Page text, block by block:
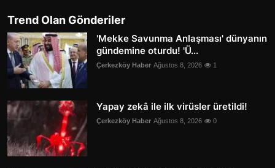
Trend Olan Gönderiler
'Mekke Savunma Anlaşması' dünyanın
gündemine oturdu! 'Ü...
Çerkezköy Haber Ağustos 8, 2026 1
Yapay zekâ ile ilk virüsler üretildi!
Çerkezköy Haber Ağustos 8, 2026 0